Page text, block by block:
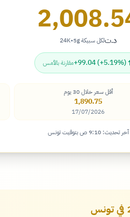
دينار
د.تلكل سبيكة 5g •
24K
+99.04 (+5.19%)مقارنة بالأمس
أقل سعر خلال 30 يوم
1,890.75
17/07/2026
آخر تحديث: 9:10 ص بتوقيت تونس